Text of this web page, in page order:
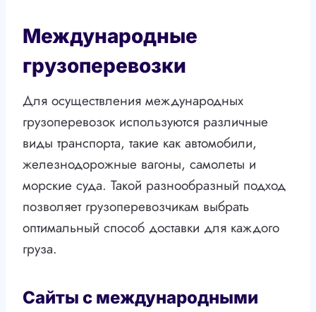
Международные
грузоперевозки
Для осуществления международных
грузоперевозок используются различные
виды транспорта, такие как автомобили,
железнодорожные вагоны, самолеты и
морские суда. Такой разнообразный подход
позволяет грузоперевозчикам выбрать
оптимальный способ доставки для каждого
груза.
Сайты с международными